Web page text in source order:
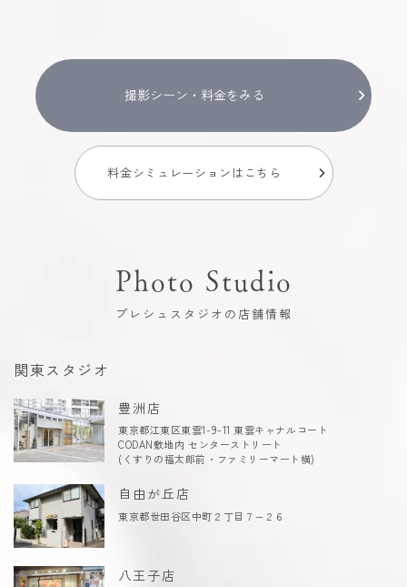
撮影シーン・料金をみる
料金シミュレーションはこちら
Photo Studio
プレシュスタジオの店舗情報
関東スタジオ
豊洲店
東京都江東区東雲1-9-11 東雲キャナルコート
CODAN敷地内 センターストリート
(くすりの福太郎前・ファミリーマート横)
自由が丘店
東京都世田谷区中町２丁目７−２６
八王子店